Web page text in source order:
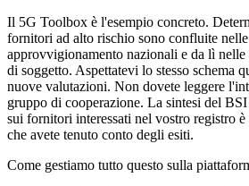
Il 5G Toolbox è l'esempio concreto.
fornitori ad alto rischio sono confluite
approvvigionamento nazionali e da lì
di soggetto. Aspettatevi lo stesso schema
nuove valutazioni. Non dovete leggere
gruppo di cooperazione. La sintesi del
sui fornitori interessati nel vostro registro
che avete tenuto conto degli esiti.
Come gestiamo tutto questo sulla